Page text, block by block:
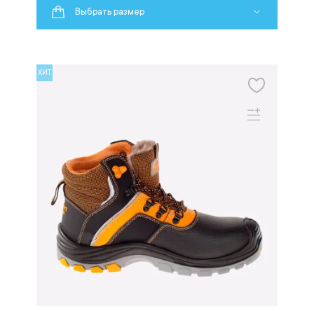
Выбрать размер
ХИТ